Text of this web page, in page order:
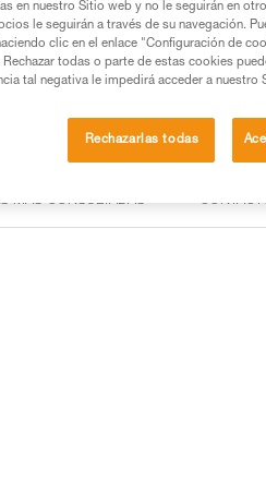
y técnicas, las debería
MÁS CONSULTADAS
en nuestro Sitio web y no le seguirán en
le seguirán a través de su navegación.
clic en el enlace "Configuración de
todas o parte de estas cookies
tal negativa le impedirá acceder a nuestro
Rechazarlas todas